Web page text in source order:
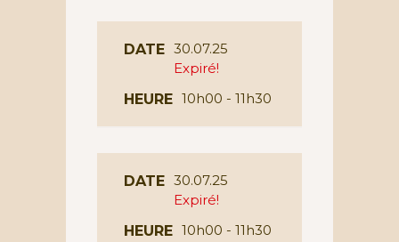
DATE 30.07.25
Expiré!
HEURE 10h00 - 11h30
DATE 30.07.25
Expiré!
HEURE 10h00 - 11h30